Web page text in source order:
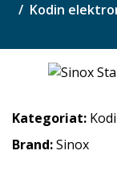
Kodin
Kategoriat:
Brand:Sinox